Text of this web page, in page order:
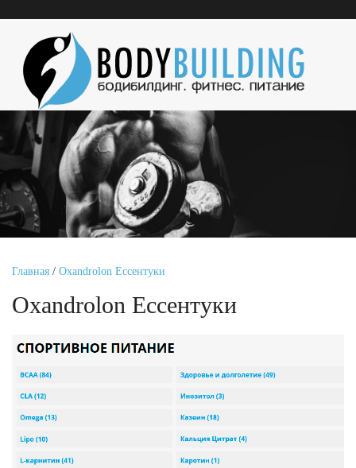
Главная / Oxandrolon Ессентуки
Oxandrolon Ессентуки